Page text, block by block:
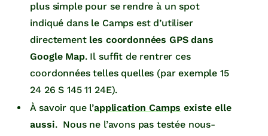
plus simple pour se rendre à un spot
indiqué dans le Camps est d’utiliser
directement les coordonnées GPS dans
Google Map. Il suffit de rentrer ces
coordonnées telles quelles (par exemple 15
24 26 S 145 11 24E).
À savoir que l’application Camps existe elle
aussi. Nous ne l’avons pas testée nous-